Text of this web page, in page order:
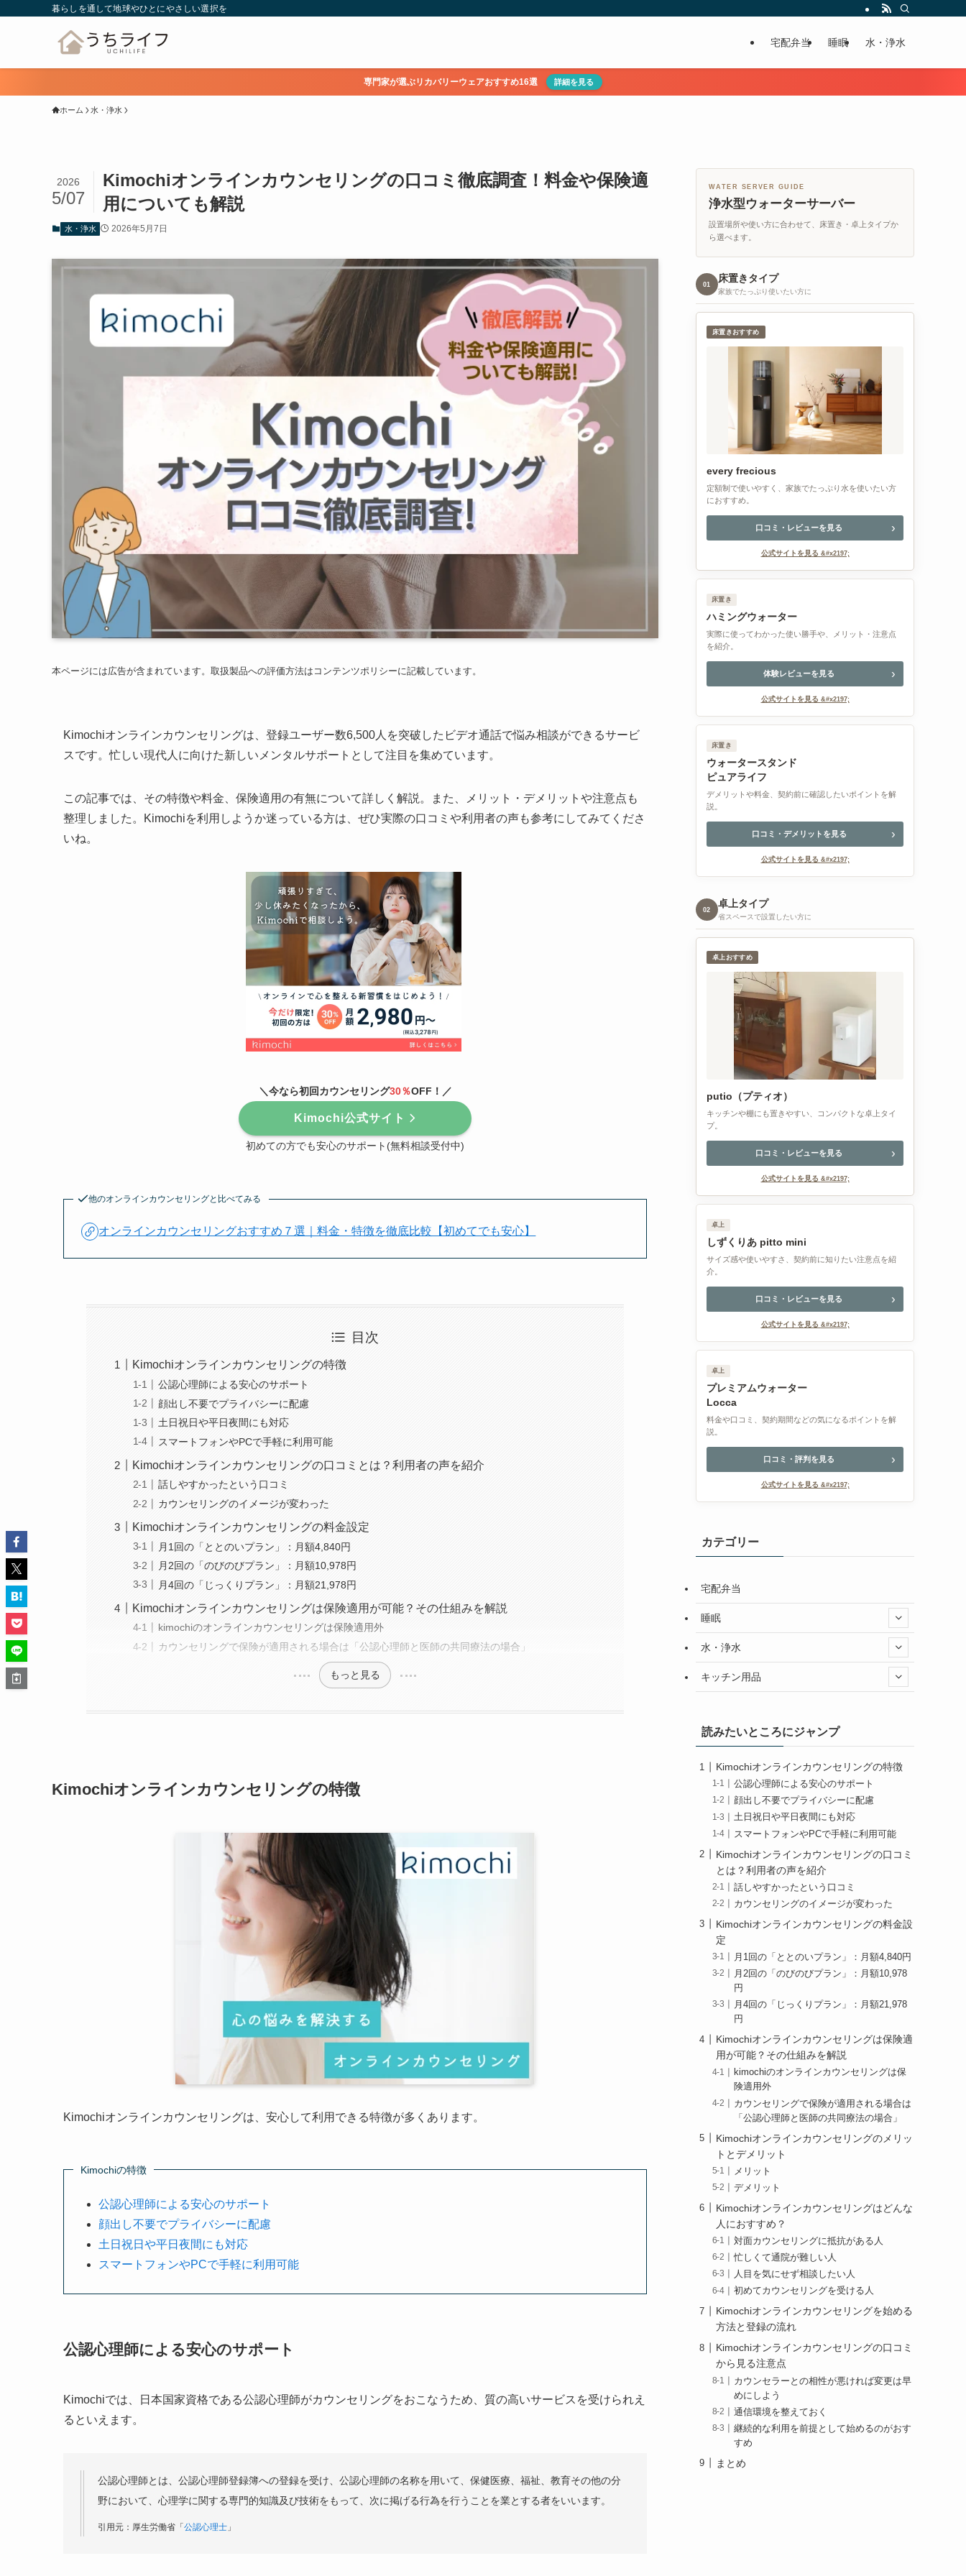
暮らしを通して地球やひとにやさしい選択を
宅配弁当 睡眠 水・浄水
専門家が選ぶリカバリーウェアおすすめ16選 詳細を見る
ホーム 水・浄水
Kimochiオンラインカウンセリングの口コミ徹底調査！料金や保険適
用についても解説
2026
5/07
水・浄水 2026年5月7日
本ページには広告が含まれています。取扱製品への評価方法はコンテンツポリシーに記載しています。
Kimochiオンラインカウンセリングは、登録ユーザー数6,500人を突破したビデオ通話で悩み相談ができるサービ
スです。忙しい現代人に向けた新しいメンタルサポートとして注目を集めています。
この記事では、その特徴や料金、保険適用の有無について詳しく解説。また、メリット・デメリットや注意点も
整理しました。Kimochiを利用しようか迷っている方は、ぜひ実際の口コミや利用者の声も参考にしてみてくださ
いね。
＼今なら初回カウンセリング30％OFF！／
Kimochi公式サイト
初めての方でも安心のサポート(無料相談受付中)
他のオンラインカウンセリングと比べてみる
オンラインカウンセリングおすすめ７選｜料金・特徴を徹底比較【初めてでも安心】
目次
Kimochiオンラインカウンセリングの特徴
公認心理師による安心のサポート
顔出し不要でプライバシーに配慮
土日祝日や平日夜間にも対応
スマートフォンやPCで手軽に利用可能
Kimochiオンラインカウンセリングの口コミとは？利用者の声を紹介
話しやすかったという口コミ
カウンセリングのイメージが変わった
Kimochiオンラインカウンセリングの料金設定
月1回の「ととのいプラン」：月額4,840円
月2回の「のびのびプラン」：月額10,978円
月4回の「じっくりプラン」：月額21,978円
Kimochiオンラインカウンセリングは保険適用が可能？その仕組みを解説
kimochiのオンラインカウンセリングは保険適用外
カウンセリングで保険が適用される場合は「公認心理師と医師の共同療法の場合」
もっと見る
Kimochiオンラインカウンセリングの特徴
Kimochiオンラインカウンセリングは、安心して利用できる特徴が多くあります。
Kimochiの特徴
公認心理師による安心のサポート
顔出し不要でプライバシーに配慮
土日祝日や平日夜間にも対応
スマートフォンやPCで手軽に利用可能
公認心理師による安心のサポート
Kimochiでは、日本国家資格である公認心理師がカウンセリングをおこなうため、質の高いサービスを受けられえ
るといえます。
公認心理師とは、公認心理師登録簿への登録を受け、公認心理師の名称を用いて、保健医療、福祉、教育その他の分
野において、心理学に関する専門的知識及び技術をもって、次に掲げる行為を行うことを業とする者をいいます。
引用元：厚生労働省「公認心理士 」
WATER SERVER GUIDE
浄水型ウォーターサーバー
設置場所や使い方に合わせて、床置き・卓上タイプか
ら選べます。
01
床置きタイプ
家族でたっぷり使いたい方に
床置きおすすめ
every frecious
定額制で使いやすく、家族でたっぷり水を使いたい方
におすすめ。
口コミ・レビューを見る
公式サイトを見る
床置き
ハミングウォーター
実際に使ってわかった使い勝手や、メリット・注意点
を紹介。
体験レビューを見る
公式サイトを見る
床置き
ウォータースタンド
ピュアライフ
デメリットや料金、契約前に確認したいポイントを解
説。
口コミ・デメリットを見る
公式サイトを見る
02
卓上タイプ
省スペースで設置したい方に
卓上おすすめ
putio（プティオ）
キッチンや棚にも置きやすい、コンパクトな卓上タイ
プ。
口コミ・レビューを見る
公式サイトを見る
卓上
しずくりあ pitto mini
サイズ感や使いやすさ、契約前に知りたい注意点を紹
介。
口コミ・レビューを見る
公式サイトを見る
卓上
プレミアムウォーター
Locca
料金や口コミ、契約期間などの気になるポイントを解
説。
口コミ・評判を見る
公式サイトを見る
カテゴリー
宅配弁当
睡眠
水・浄水
キッチン用品
読みたいところにジャンプ
Kimochiオンラインカウンセリングの特徴
公認心理師による安心のサポート
顔出し不要でプライバシーに配慮
土日祝日や平日夜間にも対応
スマートフォンやPCで手軽に利用可能
Kimochiオンラインカウンセリングの口コミ
とは？利用者の声を紹介
話しやすかったという口コミ
カウンセリングのイメージが変わった
Kimochiオンラインカウンセリングの料金設
定
月1回の「ととのいプラン」：月額4,840円
月2回の「のびのびプラン」：月額10,978
円
月4回の「じっくりプラン」：月額21,978
円
Kimochiオンラインカウンセリングは保険適
用が可能？その仕組みを解説
kimochiのオンラインカウンセリングは保
険適用外
カウンセリングで保険が適用される場合は
「公認心理師と医師の共同療法の場合」
Kimochiオンラインカウンセリングのメリッ
トとデメリット
メリット
デメリット
Kimochiオンラインカウンセリングはどんな
人におすすめ？
対面カウンセリングに抵抗がある人
忙しくて通院が難しい人
人目を気にせず相談したい人
初めてカウンセリングを受ける人
Kimochiオンラインカウンセリングを始める
方法と登録の流れ
Kimochiオンラインカウンセリングの口コミ
から見る注意点
カウンセラーとの相性が悪ければ変更は早
めにしよう
通信環境を整えておく
継続的な利用を前提として始めるのがおす
すめ
まとめ